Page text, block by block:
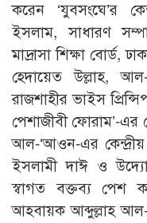
করেন ‘যুবসংঘে’র
ইসলাম, সাধারণ
মাদ্রাসা শিক্ষা বোর্ড,
হেদায়েত উল্লাহ,
রাজশাহীর ভাইস
পেশাজীবী ফোরাম’-এর
আল-‘আওন-এর কেন্দ্রীয়
ইসলামী দাঈ ও
স্বাগত বক্তব্য পেশ
আহবায়ক আব্দুল্লাহ আল-